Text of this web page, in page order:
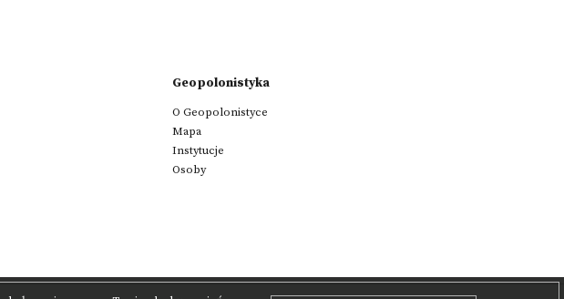
Geopolonistyka
O Geopolonistyce
Mapa
Instytucje
Osoby